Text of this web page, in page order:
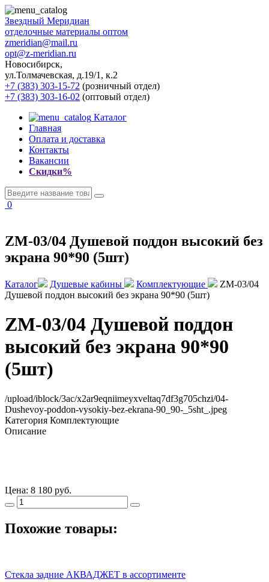
Звездный Меридиан
отделочные материалы оптом
zmeridian@mail.ru
opt@z-meridian.ru
Новосибирск,
ул.Толмачевская, д.19/1, к.2
+7 (383) 303-15-72 (розничный отдел)
+7 (383) 303-16-02 (оптовый отдел)
Каталог
Главная
Оплата и доставка
Контакты
Вакансии
Скидки%
0
ZM-03/04 Душевой поддон высокий без
экрана 90*90 (5шт)
Каталог Душевые кабины Комплектующие
ZM-03/04
Душевой поддон высокий без экрана 90*90 (5шт)
ZM-03/04 Душевой поддон
высокий без экрана 90*90
(5шт)
/upload/iblock/3ac/x2ar9eqniimeyxveltaq7df3g705chzi/04-
Dushevoy-poddon-vysokiy-bez-ekrana-90_90-_5sht_.jpeg
Категория Комплектующие
Описание
Цена: 8 180 руб.
Похожие товары:
Стекла задние АКВАДЖЕТ в ассортименте